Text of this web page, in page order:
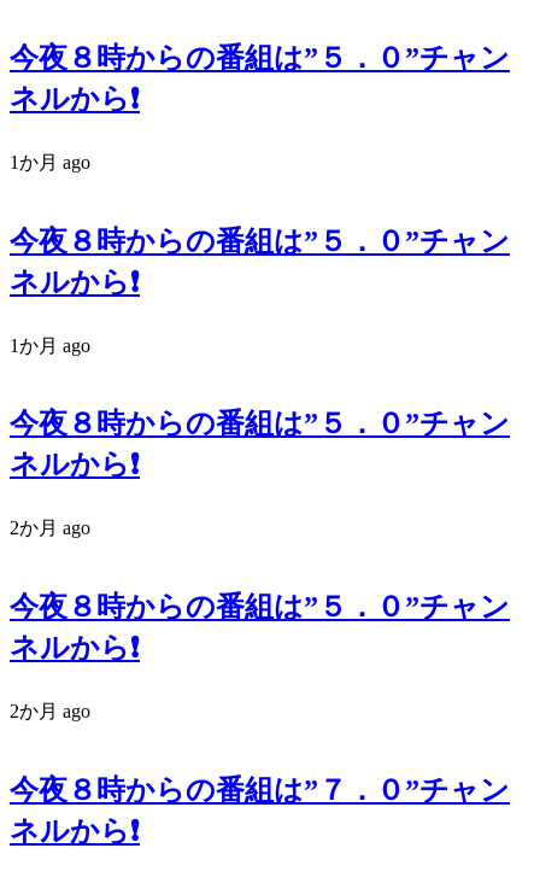
今夜８時からの番組は”５．０”チャン
ネルから❗️
1か月 ago
今夜８時からの番組は”５．０”チャン
ネルから❗️
1か月 ago
今夜８時からの番組は”５．０”チャン
ネルから❗️
2か月 ago
今夜８時からの番組は”５．０”チャン
ネルから❗️
2か月 ago
今夜８時からの番組は”７．０”チャン
ネルから❗️